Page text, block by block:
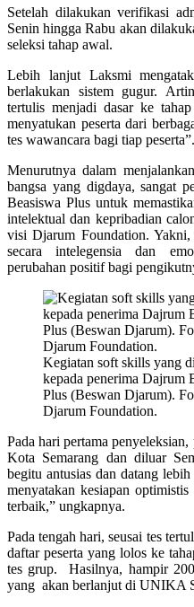
Setelah dilakukan verifikasi
Senin hingga Rabu akan
seleksi tahap awal.
Lebih lanjut Laksmi
berlakukan sistem gugur.
tertulis menjadi dasar ke
menyatukan peserta dari
tes wawancara bagi tiap peserta”.
Menurutnya dalam
bangsa yang digdaya, sangat
Beasiswa Plus untuk
intelektual dan kepribadian
visi Djarum Foundation.
secara intelegensia dan
perubahan positif bagi
Kegiatan soft skills yang
kepada penerima Dajrum
Plus (Beswan Djarum).
Djarum Foundation.
Pada hari pertama
Kota Semarang dan diluar
begitu antusias dan datang
menyatakan kesiapan
terbaik,” ungkapnya.
Pada tengah hari, seusai tes
daftar peserta yang lolos ke
tes grup. Hasilnya, hampir
yang akan berlanjut di UNIKA